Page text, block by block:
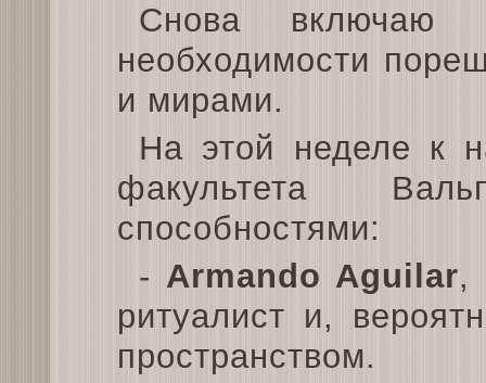
Снова включаю
необходимости
и мирами.
На этой неделе к
факультета
способностями:
- Armando Aguilar,
ритуалист и,
пространством.